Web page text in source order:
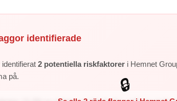
identifierade
2 potentiella riskfaktorer i Hemnet
på.
🔒